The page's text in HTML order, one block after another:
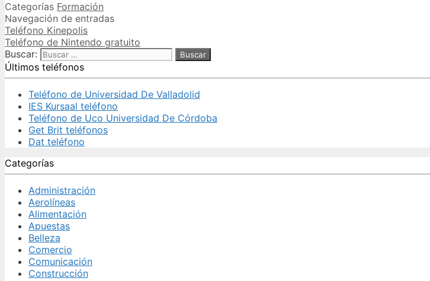
Categorías Formación
Navegación de entradas
Teléfono Kinepolis
Teléfono de Nintendo gratuito
Buscar:
Últimos teléfonos
Teléfono de Universidad De Valladolid
IES Kursaal teléfono
Teléfono de Uco Universidad De Córdoba
Get Brit teléfonos
Dat teléfono
Categorías
Administración
Aerolíneas
Alimentación
Apuestas
Belleza
Comercio
Comunicación
Construcción